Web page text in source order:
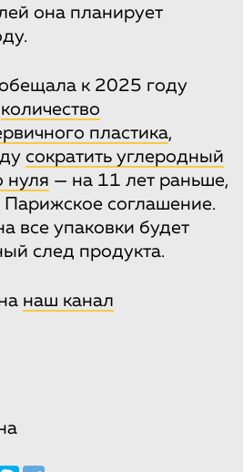
она планирует
к 2025 году
количество
пластика,
сократить углеродный
нуля — на 11 лет раньше,
Парижское соглашение.
все упаковки будет
след продукта.
наш канал